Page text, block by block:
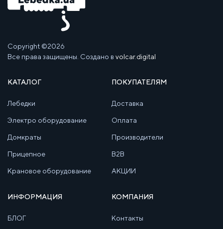
Copyright ©2026
Все права защищены. Создано в volcar.digital
КАТАЛОГ
Лебедки
Электро оборудование
Домкраты
Прицепное
Крановое оборудование
ПОКУПАТЕЛЯМ
Доставка
Оплата
Производители
B2B
АКЦИИ
ИНФОРМАЦИЯ
БЛОГ
КОМПАНИЯ
Контакты